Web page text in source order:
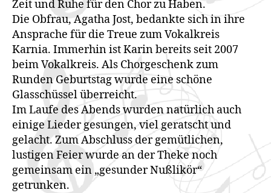
Zeit und Ruhe für den Chor zu Haben.
Die Obfrau, Agatha Jost, bedankte sich in ihre
Ansprache für die Treue zum Vokalkreis
Karnia. Immerhin ist Karin bereits seit 2007
beim Vokalkreis. Als Chorgeschenk zum
Runden Geburtstag wurde eine schöne
Glasschüssel überreicht.
Im Laufe des Abends wurden natürlich auch
einige Lieder gesungen, viel geratscht und
gelacht. Zum Abschluss der gemütlichen,
lustigen Feier wurde an der Theke noch
gemeinsam ein „gesunder Nußlikör“
getrunken.